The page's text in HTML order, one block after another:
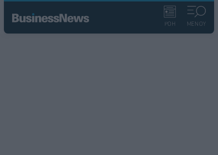
ΡΟΗ ΜΕΝΟΥ